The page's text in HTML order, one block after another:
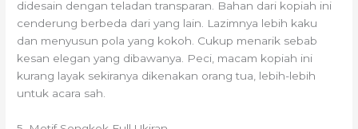
didesain dengan teladan transparan. Bahan dari kopiah ini
cenderung berbeda dari yang lain. Lazimnya lebih kaku
dan menyusun pola yang kokoh. Cukup menarik sebab
kesan elegan yang dibawanya. Peci, macam kopiah ini
kurang layak sekiranya dikenakan orang tua, lebih-lebih
untuk acara sah.